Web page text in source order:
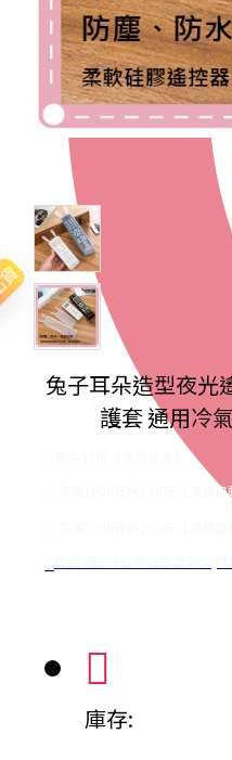
兔子耳朵造型夜光
護套 通用冷
享滿1000元折100元【滿額自
享滿2000元折250元【滿額
庫存: